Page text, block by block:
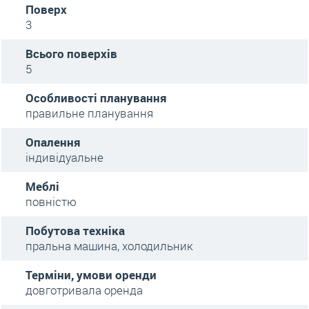
Поверх
3
Всього поверхів
5
Особливості планування
правильне планування
Опалення
індивідуальне
Меблі
повністю
Побутова техніка
пральна машина, холодильник
Терміни, умови оренди
довготривала оренда